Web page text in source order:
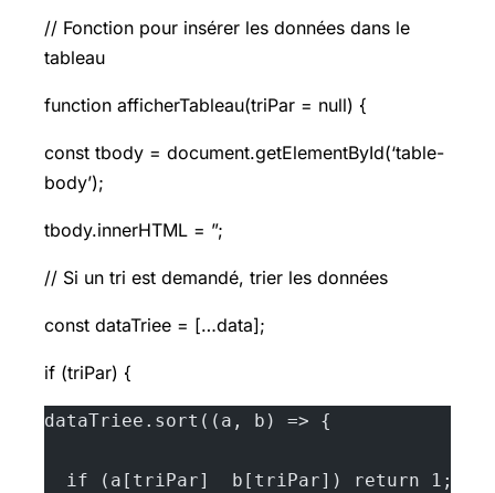
// Fonction pour insérer les données dans le
tableau
function afficherTableau(triPar = null) {
const tbody = document.getElementById(‘table-
body’);
tbody.innerHTML = ”;
// Si un tri est demandé, trier les données
const dataTriee = […data];
if (triPar) {
dataTriee.sort((a, b) => {
  if (a[triPar]  b[triPar]) return 1;